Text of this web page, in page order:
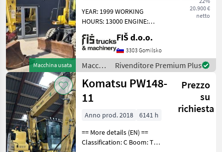
Macchina usata
20.900 €
netto
YEAR: 1999 WORKING
HOURS: 13000 ENGINE:
DIESEL KOMATSU - 92kW
18800KG QUICK HITCH
PLOUGH LIGHTS CLOSED
HEATED CABIN RADIO
EXTRA PIPED 3 MOVING
SPEEDS 1X D
FIŠ d.o.o.
3303 Gomilsko
Macchine
edili /
Komatsu
Rivenditore Premium Plus
Komatsu PW148-
11
Prezzo
su
richiesta
Anno prod. 2018
6141 h
== More details (EN) ==
Classification: C Boom: Two